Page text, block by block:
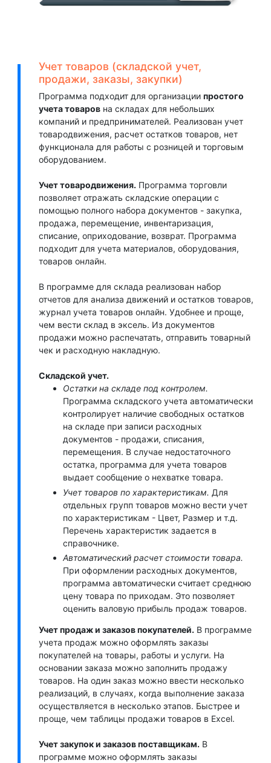
Учет товаров (складской учет,
продажи, заказы, закупки)
Программа подходит для организации простого
учета товаров на складах для небольших
компаний и предпринимателей. Реализован учет
товародвижения, расчет остатков товаров, нет
функционала для работы с розницей и торговым
оборудованием.
Учет товародвижения. Программа торговли
позволяет отражать складские операции с
помощью полного набора документов - закупка,
продажа, перемещение, инвентаризация,
списание, оприходование, возврат. Программа
подходит для учета материалов, оборудования,
товаров онлайн.
В программе для склада реализован набор
отчетов для анализа движений и остатков товаров,
журнал учета товаров онлайн. Удобнее и проще,
чем вести склад в эксель. Из документов
продажи можно распечатать, отправить товарный
чек и расходную накладную.
Складской учет.
Остатки на складе под контролем.
Программа складского учета автоматически
контролирует наличие свободных остатков
на складе при записи расходных
документов - продажи, списания,
перемещения. В случае недостаточного
остатка, программа для учета товаров
выдает сообщение о нехватке товара.
Учет товаров по характеристикам. Для
отдельных групп товаров можно вести учет
по характеристикам - Цвет, Размер и т.д.
Перечень характеристик задается в
справочнике.
Автоматический расчет стоимости товара.
При оформлении расходных документов,
программа автоматически считает среднюю
цену товара по приходам. Это позволяет
оценить валовую прибыль продаж товаров.
Учет продаж и заказов покупателей. В программе
учета продаж можно оформлять заказы
покупателей на товары, работы и услуги. На
основании заказа можно заполнить продажу
товаров. На один заказ можно ввести несколько
реализаций, в случаях, когда выполнение заказа
осуществляется в несколько этапов. Быстрее и
проще, чем таблицы продажи товаров в Excel.
Учет закупок и заказов поставщикам. В
программе можно оформлять заказы